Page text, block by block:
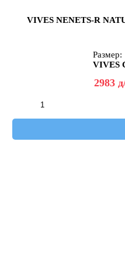
VIVES NENETS-R
Размер:
VIVES
2983 д
Артикул: